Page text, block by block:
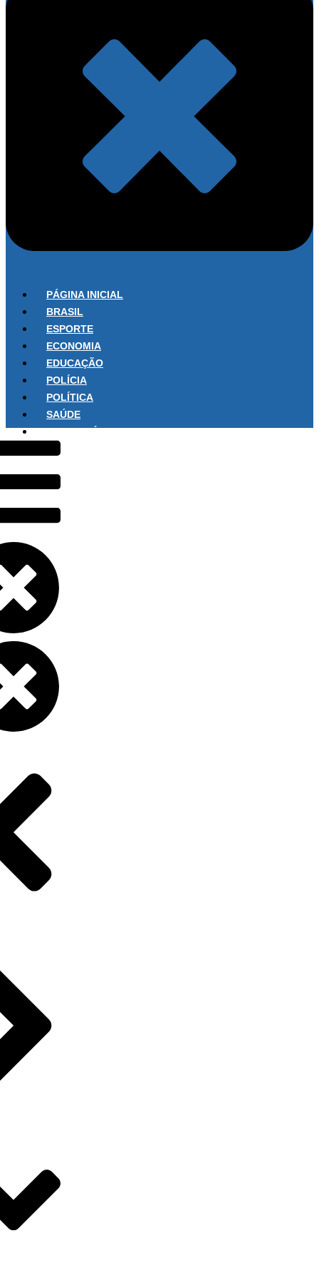
PÁGINA INICIAL
BRASIL
ESPORTE
ECONOMIA
EDUCAÇÃO
POLÍCIA
POLÍTICA
SAÚDE
SOBRE NÓS